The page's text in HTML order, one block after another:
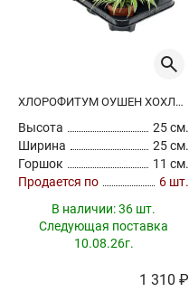
ХЛОРОФИТУМ ОУШЕН ХОХЛАТЫЙ
Высота
25 см.
Ширина
25 см.
Горшок
11 см.
Продается по
6 шт.
В наличии:36 шт.
Следующая поставка
10.08.26г.
1 310 ₽